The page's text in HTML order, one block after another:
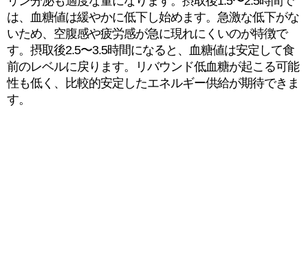
は、血糖値は緩やかに低下し始めます。急激な低下がな
いため、空腹感や疲労感が急に現れにくいのが特徴で
す。摂取後2.5〜3.5時間になると、血糖値は安定して食
前のレベルに戻ります。リバウンド低血糖が起こる可能
性も低く、比較的安定したエネルギー供給が期待できま
す。